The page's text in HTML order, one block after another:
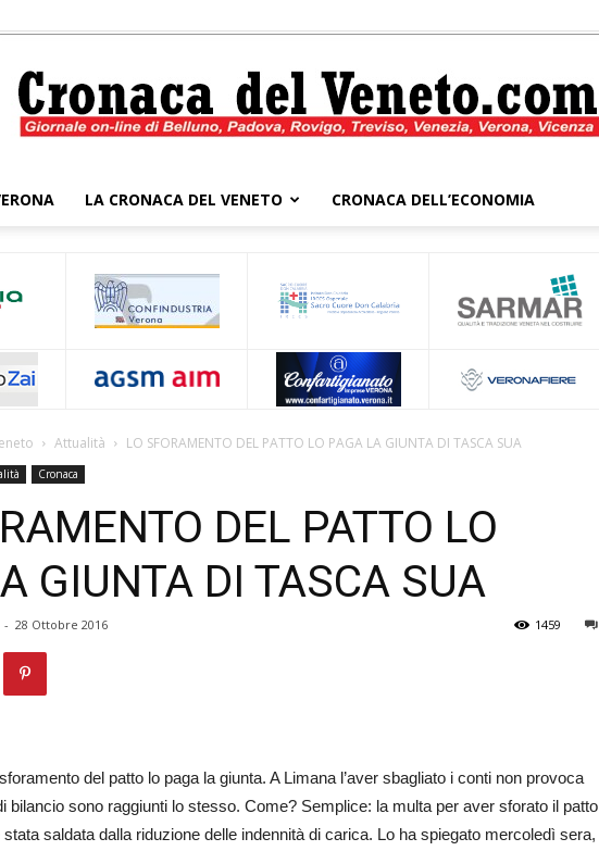
Veneto
LA CRONACA DEL VENETO CRONACA DELL’ECONOMIA
Attualità LO SFORAMENTO DEL PATTO LO PAGA LA GIUNTA DI TASCA SUA
Cronaca
DEL PATTO LO
GIUNTA DI TASCA SUA
- 28 Ottobre 2016 1459
del patto lo paga la giunta. A Limana l’aver sbagliato i conti non provoca
bilancio sono raggiunti lo stesso. Come? Semplice: la multa per a­v­er sforato il patto
saldata dalla riduzione del­le indennità di carica. Lo ha spiegato mercoledì sera,